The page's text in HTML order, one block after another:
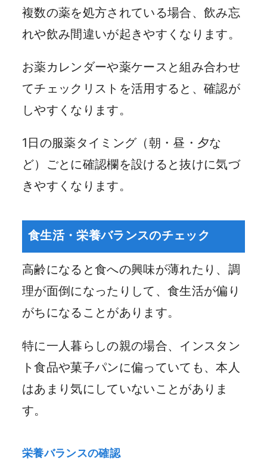
複数の薬を処方されている場合、飲み忘
れや飲み間違いが起きやすくなります。
お薬カレンダーや薬ケースと組み合わせ
てチェックリストを活用すると、確認が
しやすくなります。
1日の服薬タイミング（朝・昼・夕な
ど）ごとに確認欄を設けると抜けに気づ
きやすくなります。
食生活・栄養バランスのチェック
高齢になると食への興味が薄れたり、調
理が面倒になったりして、食生活が偏り
がちになることがあります。
特に一人暮らしの親の場合、インスタン
ト食品や菓子パンに偏っていても、本人
はあまり気にしていないことがありま
す。
栄養バランスの確認